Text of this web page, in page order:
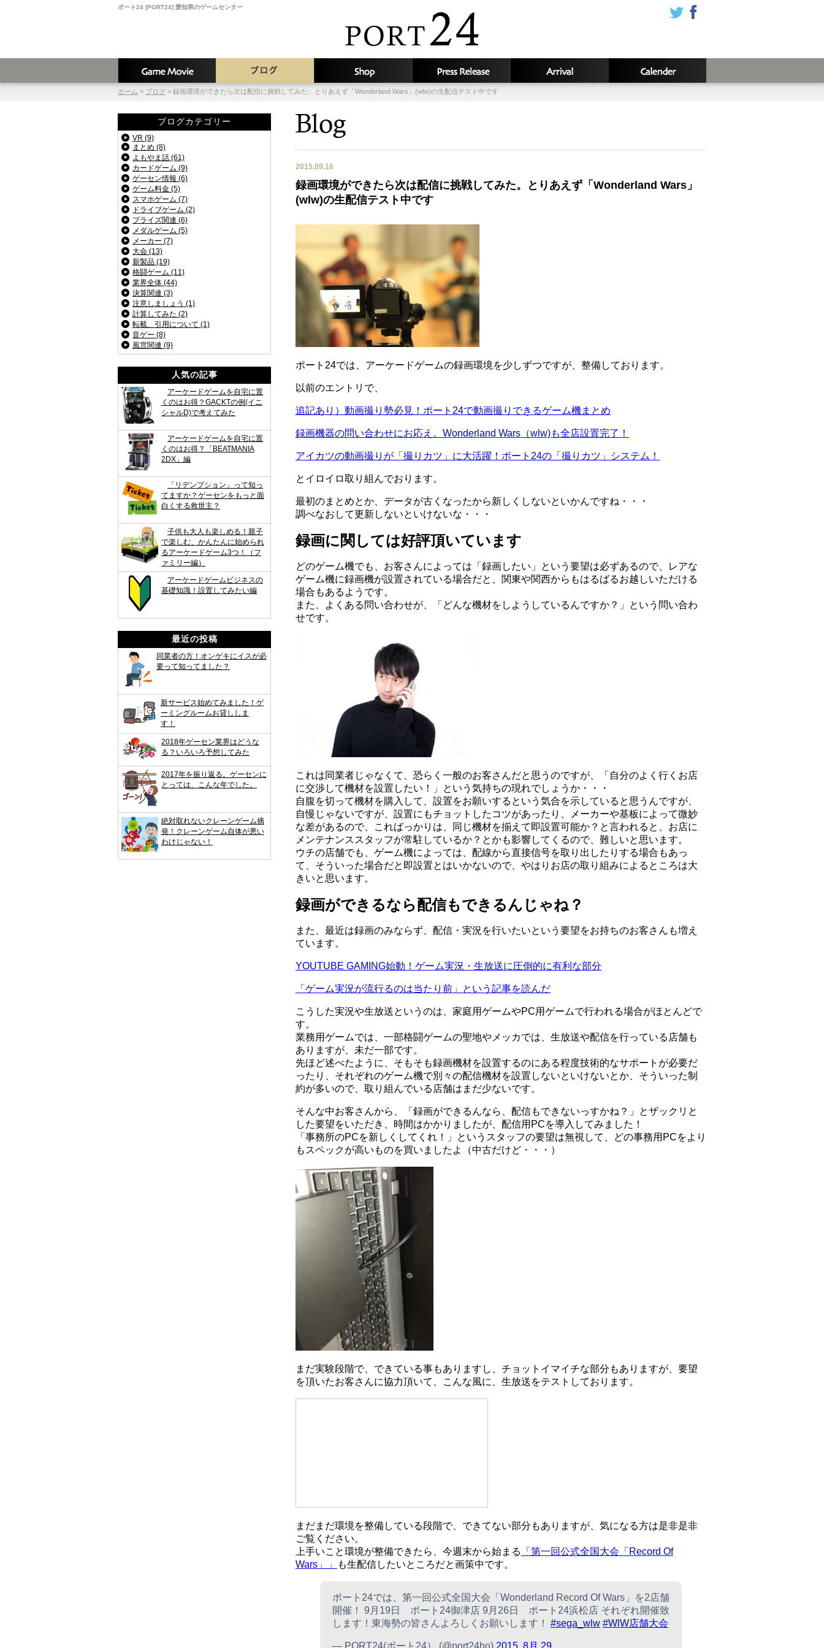
ポート24 [PORT24] 愛知県のゲームセンター
ホーム > ブログ > 録画環境ができたら次は配信に挑戦してみた。とりあえず「Wonderland Wars」(wlw)の生配信テスト中です
2015.09.16
録画環境ができたら次は配信に挑戦してみた。とりあえず「Wonderland Wars」
(wlw)の生配信テスト中です
ポート24では、アーケードゲームの録画環境を少しずつですが、整備しております。
以前のエントリで、
追記あり）動画撮り勢必見！ポート24で動画撮りできるゲーム機まとめ
録画機器の問い合わせにお応え。Wonderland Wars（wlw)も全店設置完了！
アイカツの動画撮りが「撮りカツ」に大活躍！ポート24の「撮りカツ」システム！
とイロイロ取り組んでおります。
最初のまとめとか、データが古くなったから新しくしないといかんですね・・・
調べなおして更新しないといけないな・・・
録画に関しては好評頂いています
どのゲーム機でも、お客さんによっては「録画したい」という要望は必ずあるので、レアな
ゲーム機に録画機が設置されている場合だと、関東や関西からもはるばるお越しいただける
場合もあるようです。
また、よくある問い合わせが、「どんな機材をしようしているんですか？」という問い合わ
せです。
これは同業者じゃなくて、恐らく一般のお客さんだと思うのですが、「自分のよく行くお店
に交渉して機材を設置したい！」という気持ちの現れでしょうか・・・
自腹を切って機材を購入して、設置をお願いするという気合を示していると思うんですが、
自慢じゃないですが、設置にもチョットしたコツがあったり、メーカーや基板によって微妙
な差があるので、こればっかりは、同じ機材を揃えて即設置可能か？と言われると、お店に
メンテナンススタッフが常駐しているか？とかも影響してくるので、難しいと思います。
ウチの店舗でも、ゲーム機によっては、配線から直接信号を取り出したりする場合もあっ
て、そういった場合だと即設置とはいかないので、やはりお店の取り組みによるところは大
きいと思います。
録画ができるなら配信もできるんじゃね？
また、最近は録画のみならず、配信・実況を行いたいという要望をお持ちのお客さんも増え
ています。
YOUTUBE GAMING始動！ゲーム実況・生放送に圧倒的に有利な部分
「ゲーム実況が流行るのは当たり前」という記事を読んだ
こうした実況や生放送というのは、家庭用ゲームやPC用ゲームで行われる場合がほとんどで
す。
業務用ゲームでは、一部格闘ゲームの聖地やメッカでは、生放送や配信を行っている店舗も
ありますが、未だ一部です。
先ほど述べたように、そもそも録画機材を設置するのにある程度技術的なサポートが必要だ
ったり、それぞれのゲーム機で別々の配信機材を設置しないといけないとか、そういった制
約が多いので、取り組んでいる店舗はまだ少ないです。
そんな中お客さんから、「録画ができるんなら、配信もできないっすかね？」とザックリと
した要望をいただき、時間はかかりましたが、配信用PCを導入してみました！
「事務所のPCを新しくしてくれ！」というスタッフの要望は無視して、どの事務用PCをより
もスペックが高いものを買いましたよ（中古だけど・・・）
まだ実験段階で、できている事もありますし、チョットイマイチな部分もありますが、要望
を頂いたお客さんに協力頂いて、こんな風に、生放送をテストしております。
まだまだ環境を整備している段階で、できてない部分もありますが、気になる方は是非是非
ご覧ください。
上手いこと環境が整備できたら、今週末から始まる
「第一回公式全国大会「Record Of
Wars」」
も生配信したいところだと画策中です。
ポート24では、第一回公式全国大会「Wonderland Record Of Wars」を2店舗
開催！ 9月19日 ポート24御津店 9月26日 ポート24浜松店 それぞれ開催致
します！東海勢の皆さんよろしくお願いします！ #sega_wlw #WlW店舗大会
— PORT24(ポート24） (@port24ho) 2015, 8月 29
ブログカテゴリー
VR (9)
まとめ (8)
よもやま話 (61)
カードゲーム (9)
ゲーセン情報 (6)
ゲーム料金 (5)
スマホゲーム (7)
ドライブゲーム (2)
プライズ関連 (6)
メダルゲーム (5)
メーカー (7)
大会 (13)
新製品 (19)
格闘ゲーム (11)
業界全体 (44)
決算関連 (3)
注意しましょう (1)
計算してみた (2)
転載、引用について (1)
音ゲー (8)
風営関連 (9)
人気の記事
アーケードゲームを自宅に置
くのはお得？GACKTの例(イニ
シャルD)で考えてみた
アーケードゲームを自宅に置
くのはお得？「BEATMANIA
2DX」編
「リデンプション」って知っ
てますか？ゲーセンをもっと面
白くする救世主？
子供も大人も楽しめる！親子
で楽しむ、かんたんに始められ
るアーケードゲーム3つ！（フ
ァミリー編）
アーケードゲームビジネスの
基礎知識！設置してみたい編
最近の投稿
同業者の方！オンゲキにイスが必
要って知ってました？
新サービス始めてみました！ゲ
ーミングルームお貸ししま
す！
2018年ゲーセン業界はどうな
る？いろいろ予想してみた
2017年を振り返る。ゲーセンに
とっては、こんな年でした。
絶対取れないクレーンゲーム摘
発！クレーンゲーム自体が悪い
わけじゃない！